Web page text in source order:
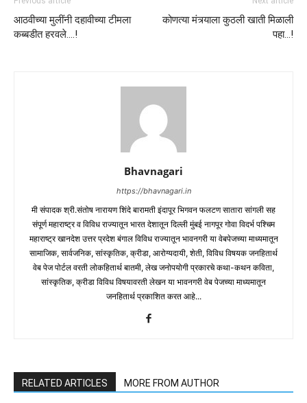
आठवीच्या मुलींनी दहावीच्या टीमला
कब्बडीत हरवले….!
कोणत्या मंत्र्याला कुठली खाती मिळाली
पहा…!
Bhavnagari
https://bhavnagari.in
मी संपादक श्री.संतोष नारायण शिंदे बारामती इंदापूर भिगवन फलटण सातारा सांगली सह
संपूर्ण महाराष्ट्र व विविध राज्यातून भारत देशातून दिल्ली मुंबई नागपूर गोवा विदर्भ पश्चिम
महाराष्ट्र खानदेश उत्तर प्रदेश बंगाल विविध राज्यातून भावनगरी या वेबपेजच्या माध्यमातून
सामाजिक, सार्वजनिक, सांस्कृतिक, क्रीडा, आरोग्यदायी, शेती, विविध विषयक जनहितार्थ
वेब पेज पोर्टल वरती लोकहितार्थ बातमी, लेख जनोपयोगी प्रकारचे कथा-कथन कविता,
सांस्कृतिक, क्रीडा विविध विषयावरती लेखन या भावनगरी वेब पेजच्या माध्यमातून
जनहितार्थ प्रकाशित करत आहे...
RELATED ARTICLES MORE FROM AUTHOR